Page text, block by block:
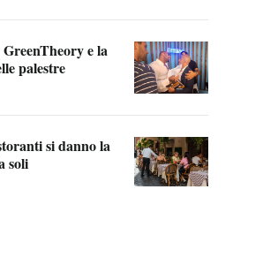
e la
palestre
si danno la
soli